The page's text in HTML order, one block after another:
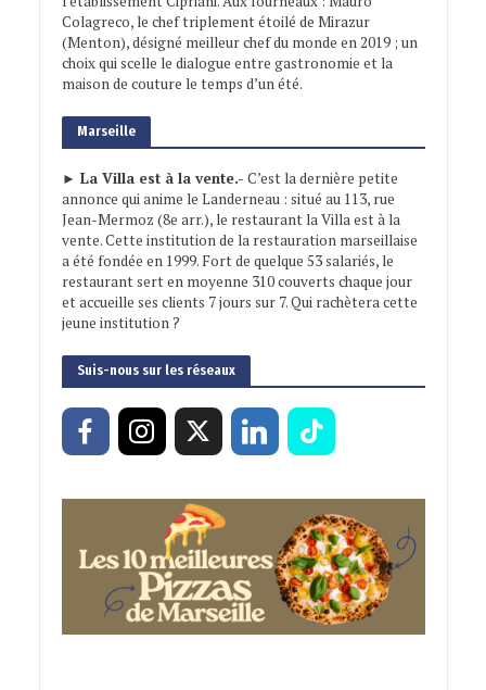
Colagreco, le chef triplement étoilé de Mirazur
(Menton), désigné meilleur chef du monde en 2019 ; un
choix qui scelle le dialogue entre gastronomie et la
maison de couture le temps d’un été.
Marseille
► La Villa est à la vente.- C’est la dernière petite
annonce qui anime le Landerneau : situé au 113, rue
Jean-Mermoz (8e arr.), le restaurant la Villa est à la
vente. Cette institution de la restauration marseillaise
a été fondée en 1999. Fort de quelque 53 salariés, le
restaurant sert en moyenne 310 couverts chaque jour
et accueille ses clients 7 jours sur 7. Qui rachètera cette
jeune institution ?
Suis-nous sur les réseaux